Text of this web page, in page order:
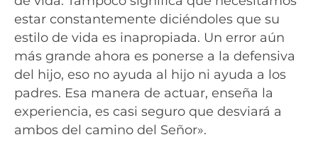
estar constantemente diciéndoles que su
estilo de vida es inapropiada. Un error aún
más grande ahora es ponerse a la defensiva
del hijo, eso no ayuda al hijo ni ayuda a los
padres. Esa manera de actuar, enseña la
experiencia, es casi seguro que desviará a
ambos del camino del Señor».